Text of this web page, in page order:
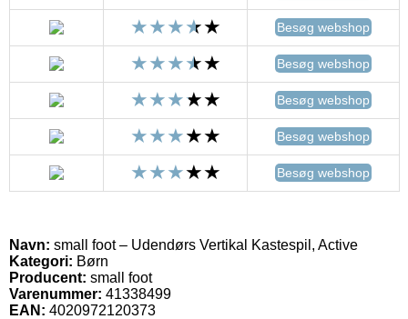
Besøg webshop
Besøg webshop
Besøg webshop
Besøg webshop
Besøg webshop
Navn: small foot – Udendørs Vertikal Kastespil, Active
Kategori: Børn
Producent: small foot
Varenummer: 41338499
EAN: 4020972120373